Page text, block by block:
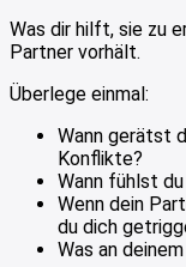
Was dir hilft, sie zu
Partner vorhält.
Überlege einmal:
Wann gerätst
Konflikte?
Wann fühlst
Wenn dein
du dich
Was an